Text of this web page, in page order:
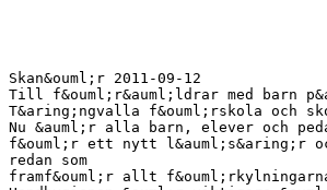
Skan&ouml;r 2011-09-12
Till f&ouml;r&auml;ldrar med barn
T&aring;ngvalla f&ouml;rskola och
Nu &auml;r alla barn, elever och
f&ouml;r ett nytt l&auml;s&aring;r
redan som
framf&ouml;r allt